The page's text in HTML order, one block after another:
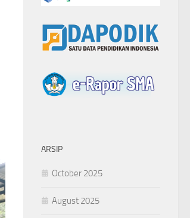
ARSIP
October 2025
August 2025